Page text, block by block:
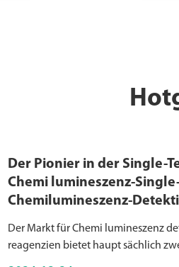
Der Pionier in der Single-
Chemi lumineszenz-
Chemilumineszenz-
reagenzien der Serie MQ60
Der Markt für Chemi lumineszenz
reagenzien bietet haupt sächlich